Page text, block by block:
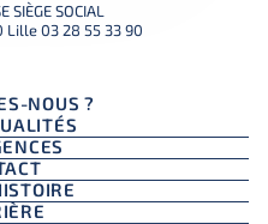
SIÈGE SOCIAL
Lille03 28 55 33 90
NOUS ?